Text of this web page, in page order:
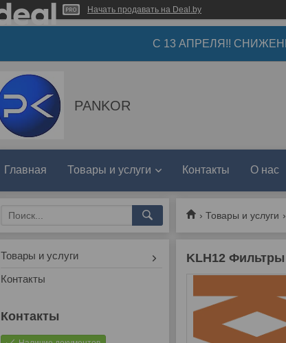
Начать продавать на Deal.by
С 13 АПРЕЛЯ!!
PANKOR
Главная Товары и услуги Контакты О нас
Товары и услуги
KLH12
Товары и услуги
Контакты